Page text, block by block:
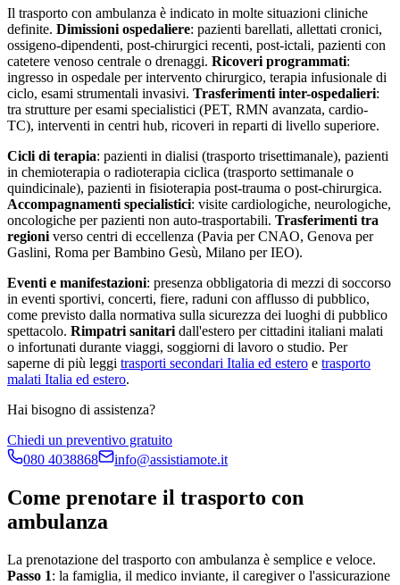
Il trasporto con ambulanza è indicato in molte situazioni cliniche
definite. Dimissioni ospedaliere: pazienti barellati, allettati cronici,
ossigeno-dipendenti, post-chirurgici recenti, post-ictali, pazienti con
catetere venoso centrale o drenaggi. Ricoveri programmati:
ingresso in ospedale per intervento chirurgico, terapia infusionale di
ciclo, esami strumentali invasivi. Trasferimenti inter-ospedalieri:
tra strutture per esami specialistici (PET, RMN avanzata, cardio-
TC), interventi in centri hub, ricoveri in reparti di livello superiore.
Cicli di terapia: pazienti in dialisi (trasporto trisettimanale), pazienti
in chemioterapia o radioterapia ciclica (trasporto settimanale o
quindicinale), pazienti in fisioterapia post-trauma o post-chirurgica.
Accompagnamenti specialistici: visite cardiologiche, neurologiche,
oncologiche per pazienti non auto-trasportabili. Trasferimenti tra
regioni verso centri di eccellenza (Pavia per CNAO, Genova per
Gaslini, Roma per Bambino Gesù, Milano per IEO).
Eventi e manifestazioni: presenza obbligatoria di mezzi di soccorso
in eventi sportivi, concerti, fiere, raduni con afflusso di pubblico,
come previsto dalla normativa sulla sicurezza dei luoghi di pubblico
spettacolo. Rimpatri sanitari dall'estero per cittadini italiani malati
o infortunati durante viaggi, soggiorni di lavoro o studio. Per
saperne di più leggi trasporti secondari Italia ed estero e trasporto
malati Italia ed estero.
Hai bisogno di assistenza?
Chiedi un preventivo gratuito
080 4038868
info@assistiamote.it
Come prenotare il trasporto con
ambulanza
La prenotazione del trasporto con ambulanza è semplice e veloce.
Passo 1: la famiglia, il medico inviante, il caregiver o l'assicurazione